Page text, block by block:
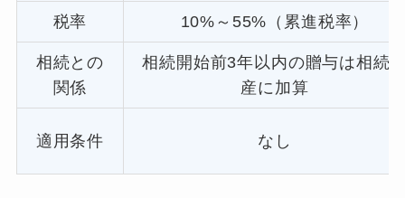
税率 10%～55%（累進税率）
相続との
関係
相続開始前3年以内の贈与は相続
産に加算
適用条件 なし